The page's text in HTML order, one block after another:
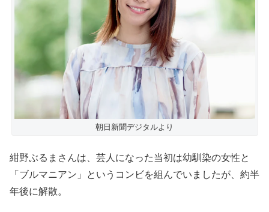
朝日新聞デジタルより
紺野ぶるまさんは、芸人になった当初は幼馴染の女性と
「ブルマニアン」というコンビを組んでいましたが、約半
年後に解散。